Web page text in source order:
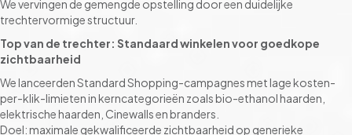
We vervingen de gemengde opstelling door een duidelijke
trechtervormige structuur.
Top van de trechter: Standaard winkelen voor goedkope
zichtbaarheid
We lanceerden Standard Shopping-campagnes met lage kosten-
per-klik-limieten in kerncategorieën zoals bio-ethanol haarden,
elektrische haarden, Cinewalls en branders.
Doel: maximale gekwalificeerde zichtbaarheid op generieke